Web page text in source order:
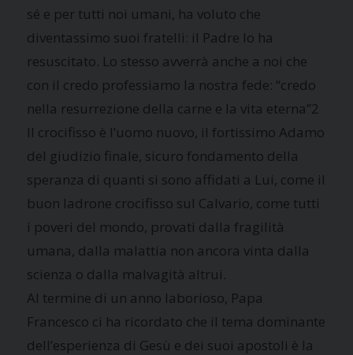
sé e per tutti noi umani, ha voluto che
diventassimo suoi fratelli: il Padre lo ha
resuscitato. Lo stesso avverrà anche a noi che
con il credo professiamo la nostra fede: “credo
nella resurrezione della carne e la vita eterna”2
Il crocifisso è l’uomo nuovo, il fortissimo Adamo
del giudizio finale, sicuro fondamento della
speranza di quanti si sono affidati a Lui, come il
buon ladrone crocifisso sul Calvario, come tutti
i poveri del mondo, provati dalla fragilità
umana, dalla malattia non ancora vinta dalla
scienza o dalla malvagità altrui.
Al termine di un anno laborioso, Papa
Francesco ci ha ricordato che il tema dominante
dell’esperienza di Gesù e dei suoi apostoli è la